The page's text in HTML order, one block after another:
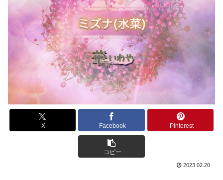
X Facebook Pinterest
コピー
2023.02.20